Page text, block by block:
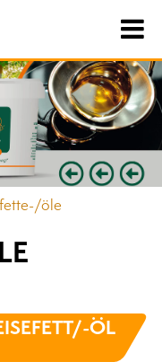
öle
ÖL